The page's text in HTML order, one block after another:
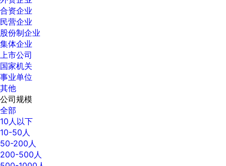
合资企业
民营企业
股份制企业
集体企业
上市公司
国家机关
事业单位
其他
公司规模
全部
10人以下
10-50人
50-200人
200-500人